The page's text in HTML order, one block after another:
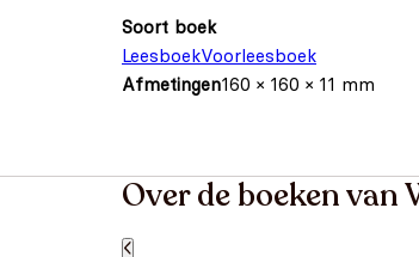
Soort boek
LeesboekVoorleesboek
Afmetingen160 × 160 × 11 mm
Over de boeken van